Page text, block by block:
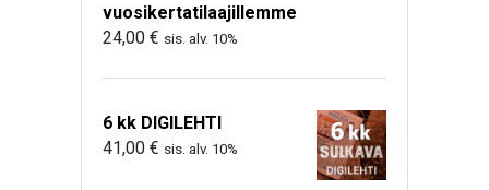
vuosikertatilaajillemme
24,00 € sis. alv. 10%
6 kk DIGILEHTI
41,00 € sis. alv. 10%